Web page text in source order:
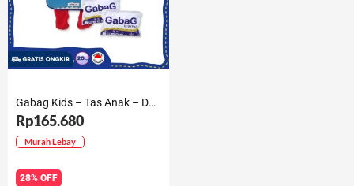
Gabag Kids – Tas Anak – Dancing Bag Kyky
Rp165.680
Murah Lebay
28% OFF